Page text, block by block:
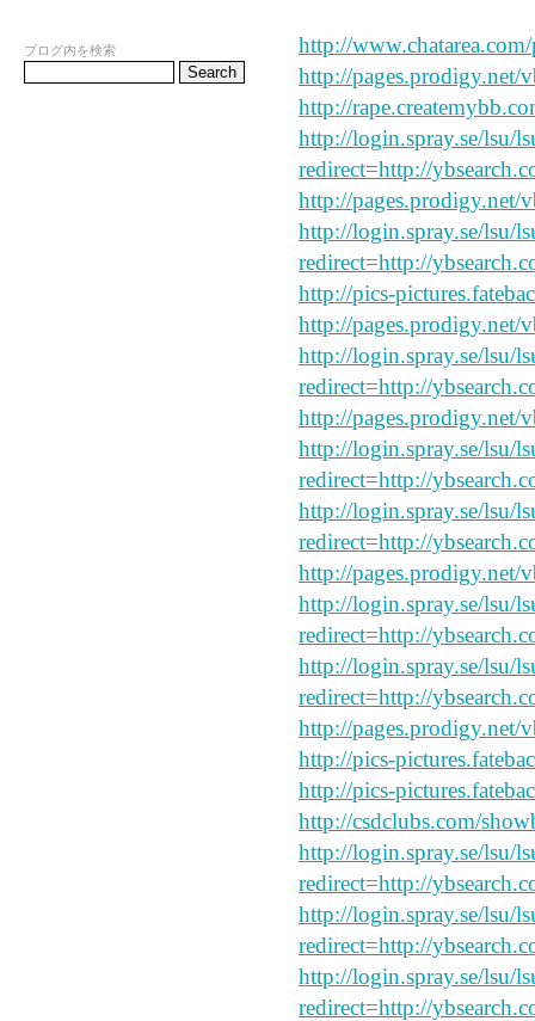
ブログ内を検索
http://
http://pages.prodigy.net/
http://
http://login.spray.se/lsu/
redirect=http://
http://pages.prodigy.net/
http://login.spray.se/lsu/
redirect=http://
http://pics-
http://pages.prodigy.net/
http://login.spray.se/lsu/
redirect=http://
http://pages.prodigy.net/
http://login.spray.se/lsu/
redirect=http://
http://login.spray.se/lsu/
redirect=http://
http://pages.prodigy.net/
http://login.spray.se/lsu/
redirect=http://
http://login.spray.se/lsu/
redirect=http://
http://pages.prodigy.net/
http://pics-
http://pics-
http://csdclubs.com/
http://login.spray.se/lsu/
redirect=http://
http://login.spray.se/lsu/
redirect=http://
http://login.spray.se/lsu/
redirect=http://